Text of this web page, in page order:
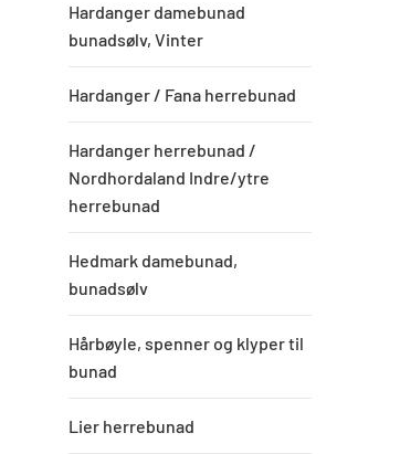
Hardanger damebunad
bunadsølv, Vinter
Hardanger / Fana herrebunad
Hardanger herrebunad /
Nordhordaland Indre/ytre
herrebunad
Hedmark damebunad,
bunadsølv
Hårbøyle, spenner og klyper til
bunad
Lier herrebunad